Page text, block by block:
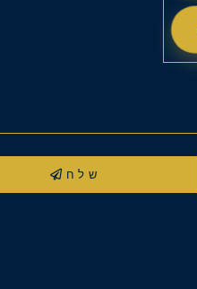
שלח